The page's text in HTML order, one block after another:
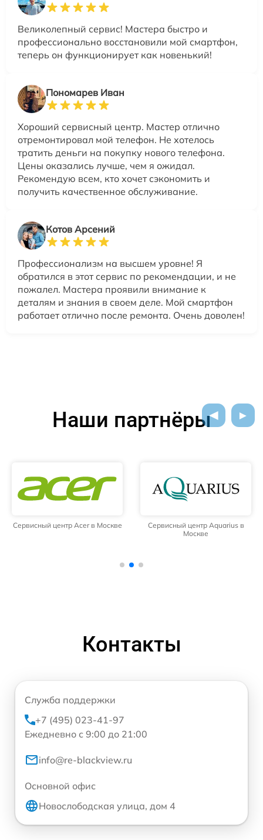
Великолепный сервис! Мастера быстро и
профессионально восстановили мой смартфон,
теперь он функционирует как новенький!
Пономарев Иван
Хороший сервисный центр. Мастер отлично
отремонтировал мой телефон. Не хотелось
тратить деньги на покупку нового телефона.
Цены оказались лучше, чем я ожидал.
Рекомендую всем, кто хочет сэкономить и
получить качественное обслуживание.
Котов Арсений
Профессионализм на высшем уровне! Я
обратился в этот сервис по рекомендации, и не
пожалел. Мастера проявили внимание к
деталям и знания в своем деле. Мой смартфон
работает отлично после ремонта. Очень доволен!
Наши партнёры
Сервисный центр Acer в Москве
Сервисный центр Aquarius в
Москве
Контакты
Служба поддержки
+7 (495) 023-41-97
Ежедневно с 9:00 до 21:00
info@re-blackview.ru
Основной офис
Новослободская улица, дом 4